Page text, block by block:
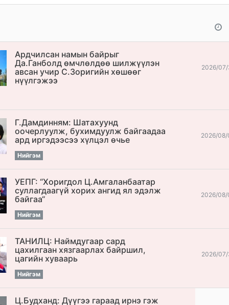
Ардчилсан намын байрыг
Да.Ганболд өмчлөлдөө шилжүүлэн
авсан учир С.Зоригийн хөшөөг
нүүлгэжээ
2026/07/
Г.Дамдинням: Шатахуунд
оочерлуулж, бухимдуулж байгаадаа
ард иргэдээсээ хүлцэл өчье
Нийгэм
2026/08/
УЕПГ: “Хоригдол Ц.Амгаланбаатар
cуллагдаагүй хорих ангид ял эдэлж
байгаа“
Нийгэм
2026/08/
ТАНИЛЦ: Наймдугаар сард
цахилгаан хязгаарлах байршил,
цагийн хуваарь
Нийгэм
2026/07/
Ц.Будханд: Дүүгээ гараад ирнэ гэж